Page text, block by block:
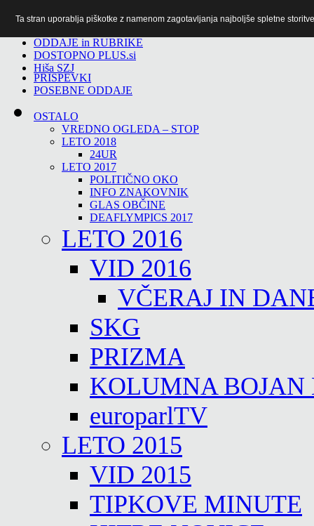
ODDAJE in RUBRIKE
DOSTOPNO PLUS.si
Hiša SZJ
PRISPEVKI
POSEBNE ODDAJE
OSTALO
VREDNO OGLEDA – STOP
LETO 2018
24UR
LETO 2017
POLITIČNO OKO
INFO ZNAKOVNIK
GLAS OBČINE
DEAFLYMPICS 2017
LETO 2016
VID 2016
VČERAJ IN
SKG
PRIZMA
KOLUMNA BOJAN
europarlTV
LETO 2015
VID 2015
TIPKOVE MINUTE
Ta stran uporablja piškotke z namenom zagotavljanja najboljše spletne